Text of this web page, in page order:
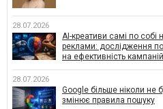
28.07.2026
AI-креативи самі по собі
реклами: дослідження
на ефективність кампаній
28.07.2026
Google більше ніколи не
змінює правила пошуку